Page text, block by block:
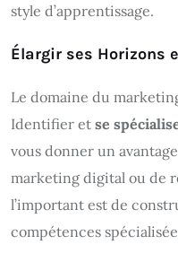
style d’apprentissage.
Élargir ses Horizons
Le domaine du
Identifier et se
vous donner un
marketing digital ou de
l’important est de
compétences